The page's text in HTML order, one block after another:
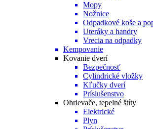
Mopy
Nožnice
Odpadkové koše a
Uteráky a handry
Vrecia na odpadky
Kempovanie
Kovanie dverí
Bezpečnosť
Cylindrické vložky
Kľučky dverí
Príslušenstvo
Ohrievače, tepelné štíty
Elektrické
Plyn